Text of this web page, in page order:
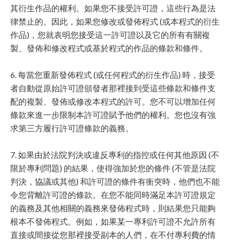
其衍生作品的權利。如果您不接受許可證，這些行為是法
律禁止的。因此，如果您修改或發佈程式 (或本程式的衍生
作品)，您就表明您接受這一許可證以及它的所有有關複
製、發佈和修改程式或基於程式的作品的條款和條件。
6. 每當您重新發佈程式 (或任何程式的衍生作品) 時，接受
者自動從原始許可證頒發者那裡接到受這些條款和條件支
配的複製、發佈或修改本程式的許可。您不可以增加任何
條款來進一步限制本許可證賦予他們的權利。您也沒有強
求第三方履行許可證條款的義務。
7. 如果由於法院判決或違反專利的指控或任何其他原因 (不
限於專利問題) 的結果，使得強加於您的條件 (不管是法院
判決，協議或其他) 和許可證的條件有衝突時，他們也不能
令您背離許可證的條款。在您不能同時滿足本許可證規定
的義務及其他相關的義務來發佈程式時，則結果您只能夠
根本不發佈程式。例如，如果某一專利許可證不允許所有
直接或間接從您那裡接受副本的人們，在不付專利費的情